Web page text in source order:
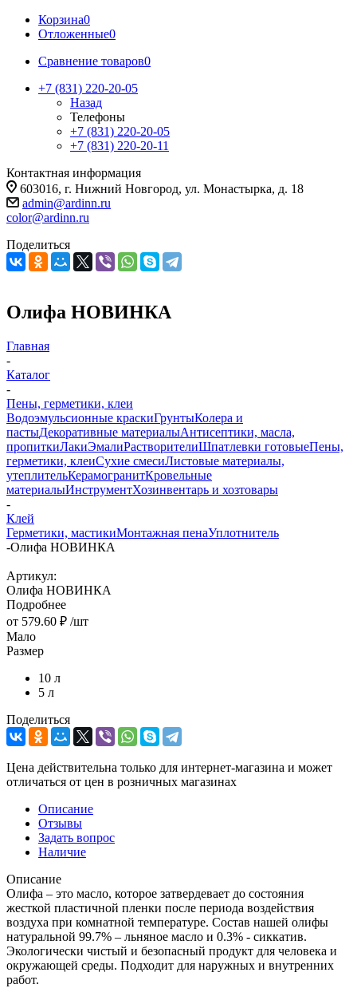
Корзина0
Отложенные0
Сравнение товаров0
+7 (831) 220-20-05
Назад
Телефоны
+7 (831) 220-20-05
+7 (831) 220-20-11
Контактная информация
603016, г. Нижний Новгород, ул. Монастырка, д. 18
admin@ardinn.ru
color@ardinn.ru
Поделиться
Олифа НОВИНКА
Главная
-
Каталог
-
Пены, герметики, клеи
Водоэмульсионные краскиГрунтыКолера и
пастыДекоративные материалыАнтисептики, масла,
пропиткиЛакиЭмалиРастворителиШпатлевки готовыеПены,
герметики, клеиСухие смесиЛистовые материалы,
утеплительКерамогранитКровельные
материалыИнструментХозинвентарь и хозтовары
-
Клей
Герметики, мастикиМонтажная пенаУплотнитель
-Олифа НОВИНКА
Артикул:
Олифа НОВИНКА
Подробнее
от 579.60 ₽ /шт
Мало
Размер
10 л
5 л
Поделиться
Цена действительна только для интернет-магазина и может
отличаться от цен в розничных магазинах
Описание
Отзывы
Задать вопрос
Наличие
Описание
Олифа – это масло, которое затвердевает до состояния
жесткой пластичной пленки после периода воздействия
воздуха при комнатной температуре. Состав нашей олифы
натуральной 99.7% – льняное масло и 0.3% - сиккатив.
Экологически чистый и безопасный продукт для человека и
окружающей среды. Подходит для наружных и внутренних
работ.